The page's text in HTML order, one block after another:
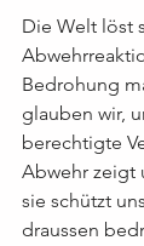
Die Welt löst
Bedrohung
glauben wir,
berechtigte
Abwehr zeigt
sie schützt
draussen